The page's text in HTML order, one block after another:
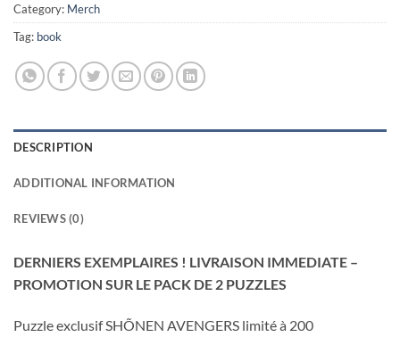
Category: Merch
Tag: book
DESCRIPTION
ADDITIONAL INFORMATION
REVIEWS (0)
DERNIERS EXEMPLAIRES ! LIVRAISON IMMEDIATE –
PROMOTION SUR LE PACK DE 2 PUZZLES
Puzzle exclusif SHÕNEN AVENGERS limité à 200